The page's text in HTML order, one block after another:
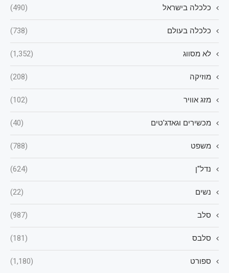
כלכלה בישראל (490)
כלכלה בעולם (738)
לא מסווג (1,352)
מוזיקה (208)
מזג אוויר (102)
מכשירים וגאדג'טים (40)
משפט (788)
נדל"ן (624)
נשים (22)
סלב (987)
סלבס (181)
ספורט (1,180)